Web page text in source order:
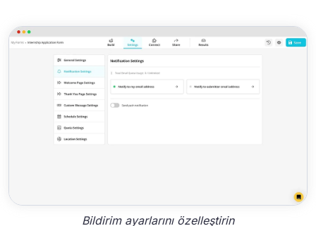
Bildirim ayarlarını özelleştirin